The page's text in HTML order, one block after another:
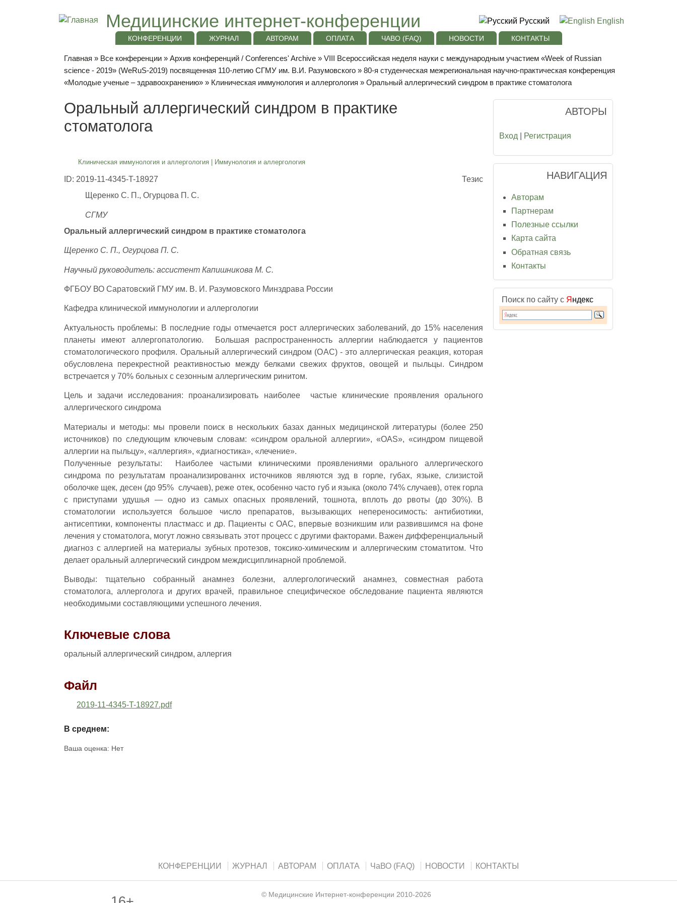
Медицинские интернет-конференции Русский English
КОНФЕРЕНЦИИ ЖУРНАЛ АВТОРАМ ОПЛАТА ЧАВО (FAQ) НОВОСТИ КОНТАКТЫ
Главная » Все конференции » Архив конференций / Conferences' Archive » VIII Всероссийская неделя науки с международным участием «Week of Russian
science - 2019» (WeRuS-2019) посвященная 110-летию СГМУ им. В.И. Разумовского » 80-я студенческая межрегиональная научно-практическая конференция
«Молодые ученые – здравоохранению» » Клиническая иммунология и аллергология » Оральный аллергический синдром в практике стоматолога
Оральный аллергический синдром в практике
стоматолога
Клиническая иммунология и аллергология| Иммунология и аллергология
ID: 2019-11-4345-T-18927
Тезис
Щеренко С. П., Огурцова П. С.
СГМУ
Оральный аллергический синдром в практике стоматолога
Щеренко С. П., Огурцова П. С.
Научный руководитель: ассистент Капишникова М. С.
ФГБОУ ВО Саратовский ГМУ им. В. И. Разумовского Минздрава России
Кафедра клинической иммунологии и аллергологии
Актуальность проблемы: В последние годы отмечается рост аллергических заболеваний, до 15% населения
планеты имеют аллергопатологию. Большая распространенность аллергии наблюдается у пациентов
стоматологического профиля. Оральный аллергический синдром (ОАС) - это аллергическая реакция, которая
обусловлена перекрестной реактивностью между белками свежих фруктов, овощей и пыльцы. Синдром
встречается у 70% больных с сезонным аллергическим ринитом.
Цель и задачи исследования: проанализировать наиболее частые клинические проявления орального
аллергического синдрома
Материалы и методы: мы провели поиск в нескольких базах данных медицинской литературы (более 250
источников) по следующим ключевым словам: «синдром оральной аллергии», «OAS», «синдром пищевой
аллергии на пыльцу», «аллергия», «диагностика», «лечение».
Полученные результаты: Наиболее частыми клиническими проявлениями орального аллергического
синдрома по результатам проанализированнх источников являются зуд в горле, губах, языке, слизистой
оболочке щек, десен (до 95% случаев), реже отек, особенно часто губ и языка (около 74% случаев), отек горла
с приступами удушья — одно из самых опасных проявлений, тошнота, вплоть до рвоты (до 30%). В
стоматологии используется большое число препаратов, вызывающих непереносимость: антибиотики,
антисептики, компоненты пластмасс и др. Пациенты с ОАС, впервые возникшим или развившимся на фоне
лечения у стоматолога, могут ложно связывать этот процесс с другими факторами. Важен дифференциальный
диагноз с аллергией на материалы зубных протезов, токсико-химическим и аллергическим стоматитом. Что
делает оральный аллергический синдром междисциплинарной проблемой.
Выводы: тщательно собранный анамнез болезни, аллергологический анамнез, совместная работа
стоматолога, аллерголога и других врачей, правильное специфическое обследование пациента являются
необходимыми составляющими успешного лечения.
Ключевые слова
оральный аллергический синдром, аллергия
Файл
2019-11-4345-T-18927.pdf
В среднем:
Ваша оценка: Нет
АВТОРЫ
Вход Регистрация
НАВИГАЦИЯ
Авторам
Партнерам
Полезные ссылки
Карта сайта
Обратная связь
Контакты
Поиск по сайту с Я ндекс
КОНФЕРЕНЦИИ ЖУРНАЛ АВТОРАМ ОПЛАТА ЧаВО (FAQ) НОВОСТИ КОНТАКТЫ
© Медицинские Интернет-конференции 2010-2026